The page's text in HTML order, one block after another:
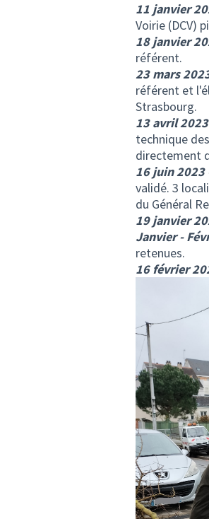
11 janvier
Voirie (DCV)
18 janvier
référent.
23 mars
référent et
Strasbourg.
13 avril
technique
directement
16 juin
validé. 3
du Général
19 janvier
Janvier -
retenues.
16 février